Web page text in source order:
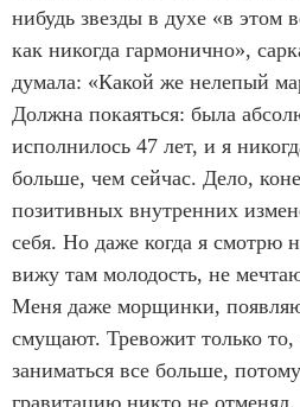
нибудь звезды в духе «в этом
как никогда гармонично»,
думала: «Какой же нелепый
Должна покаяться: была
исполнилось 47 лет, и я
больше, чем сейчас. Дело,
позитивных внутренних
себя. Но даже когда я смотрю
вижу там молодость, не
Меня даже морщинки,
смущают. Тревожит только то,
заниматься все больше,